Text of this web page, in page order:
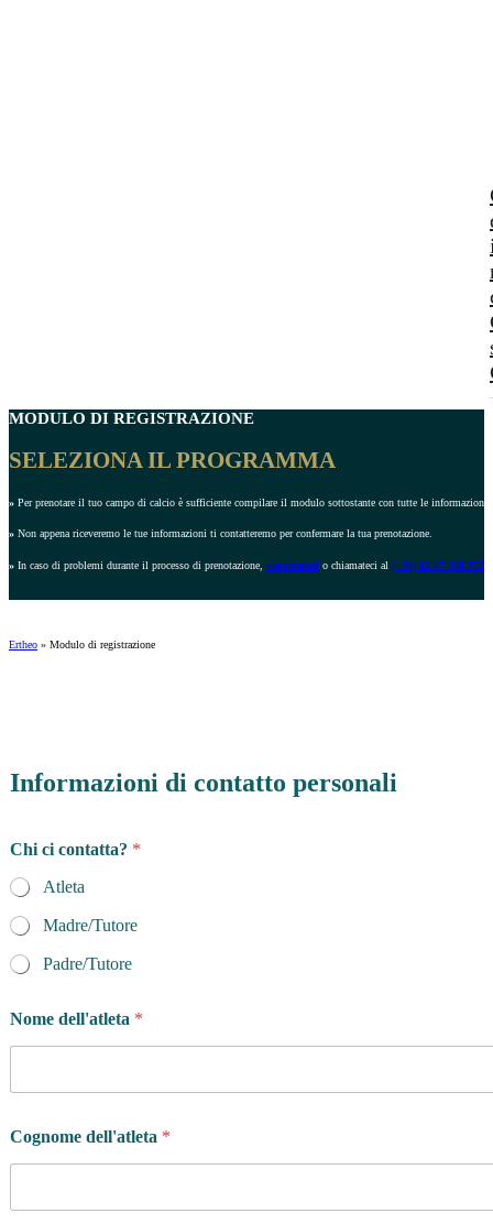
MODULO DI REGISTRAZIONE
SELEZIONA IL PROGRAMMA
» Per prenotare il tuo campo di calcio è sufficiente compilare il modulo sottostante con tutte le informazioni
» Non appena riceveremo le tue informazioni ti contatteremo per confermare la tua prenotazione.
» In caso di problemi durante il processo di prenotazione, contattateci o chiamateci al (+39) 02 87 368 972
Ertheo » Modulo di registrazione
Informazioni di contatto personali
o
g
n
o
m
e
S
s
s
Chi ci contatta? *
Atleta
Madre/Tutore
Padre/Tutore
Nome dell'atleta *
Cognome dell'atleta *